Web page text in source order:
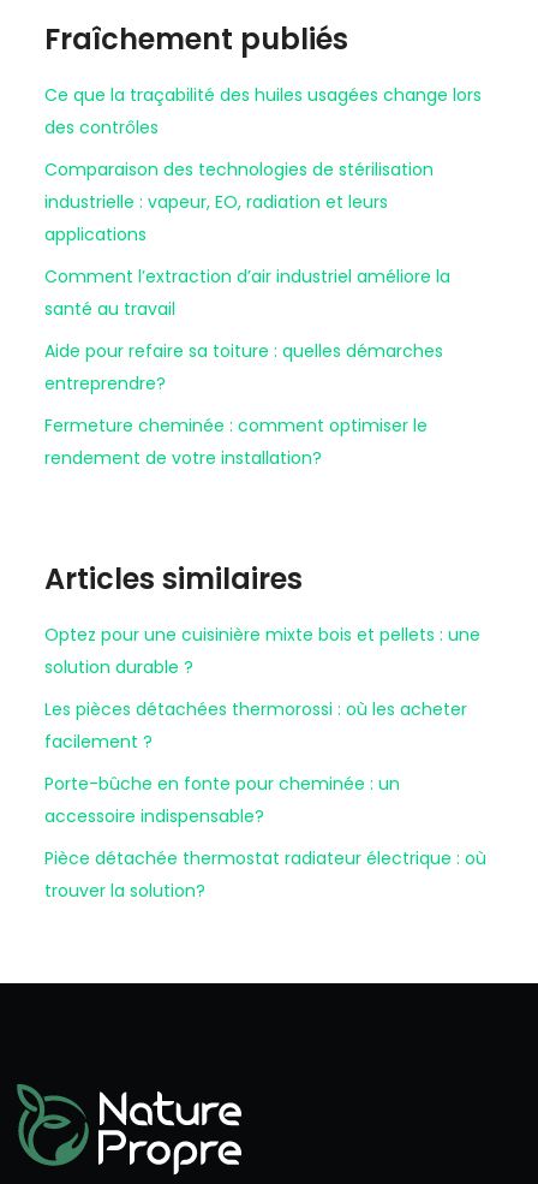
Fraîchement publiés
Ce que la traçabilité des huiles usagées change lors
des contrôles
Comparaison des technologies de stérilisation
industrielle : vapeur, EO, radiation et leurs
applications
Comment l’extraction d’air industriel améliore la
santé au travail
Aide pour refaire sa toiture : quelles démarches
entreprendre?
Fermeture cheminée : comment optimiser le
rendement de votre installation?
Articles similaires
Optez pour une cuisinière mixte bois et pellets : une
solution durable ?
Les pièces détachées thermorossi : où les acheter
facilement ?
Porte-bûche en fonte pour cheminée : un
accessoire indispensable?
Pièce détachée thermostat radiateur électrique : où
trouver la solution?